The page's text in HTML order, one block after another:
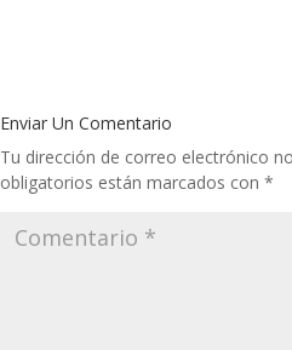
Enviar Un Comentario
Tu dirección de correo electrónico
obligatorios están marcados con *